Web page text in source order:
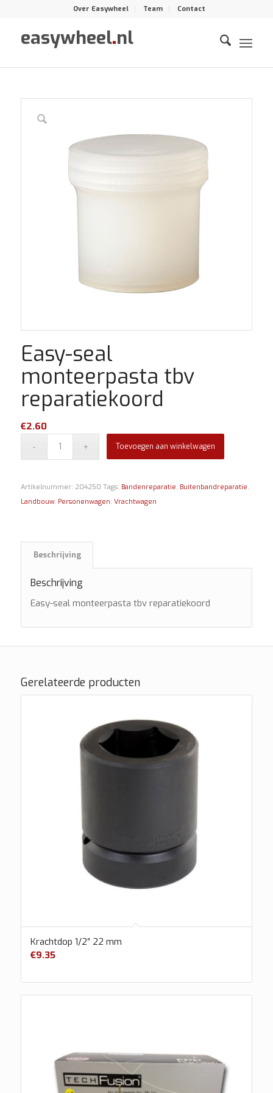
Over Easywheel Team Contact
easywheel.nl
Easy-seal
monteerpasta tbv
reparatiekoord
€2.60
Toevoegen aan winkelwagen
Artikelnummer: 204250 Tags: Bandenreparatie, Buitenbandreparatie,
Landbouw, Personenwagen, Vrachtwagen
Beschrijving
Beschrijving
Easy-seal monteerpasta tbv reparatiekoord
Gerelateerde producten
Krachtdop 1/2″ 22 mm
€9.35